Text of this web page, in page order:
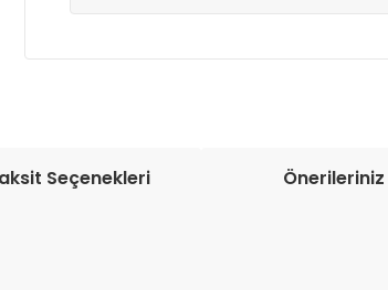
Seçenekleri Önerileriniz